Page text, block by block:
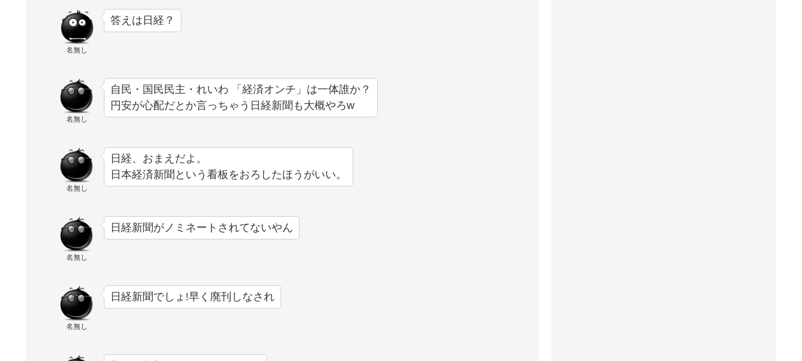
名無し
答えは日経？
名無し
自民・国民民主・れいわ 「経済オンチ」は一体誰か？
円安が心配だとか言っちゃう日経新聞も大概やろw
名無し
日経、おまえだよ。
日本経済新聞という看板をおろしたほうがいい。
名無し
日経新聞がノミネートされてないやん
名無し
日経新聞でしょ!早く廃刊しなされ